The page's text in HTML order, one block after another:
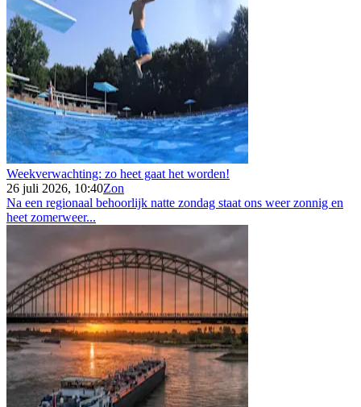
Weekverwachting: zo heet gaat het worden!
26 juli 2026, 10:40Zon
Na een regionaal behoorlijk natte zondag staat ons weer zonnig en
heet zomerweer...